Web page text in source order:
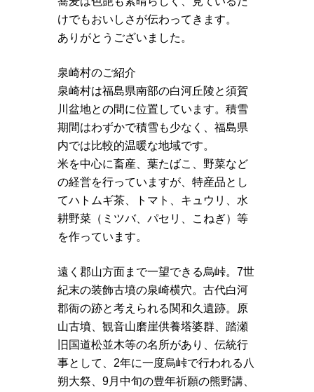
けでもおいしさが伝わってきます。
ありがとうございました。
泉崎村のご紹介
泉崎村は福島県南部の白河丘陵と須賀
川盆地との間に位置しています。積雪
期間はわずかで積雪も少なく、福島県
内では比較的温暖な地域です。
米を中心に畜産、葉たばこ、野菜など
の経営を行っていますが、特産品とし
てハトムギ茶、トマト、キュウリ、水
耕野菜（ミツバ、パセリ、こねぎ）等
を作っています。
遠く郡山方面まで一望できる烏峠。7世
紀末の装飾古墳の泉崎横穴。古代白河
郡衙の跡と考えられる関和久遺跡。原
山古墳、観音山磨崖供養塔婆群、踏瀬
旧国道松並木等の名所があり、伝統行
事として、2年に一度烏峠で行われる八
朔大祭、9月中旬の豊年祈願の熊野講、